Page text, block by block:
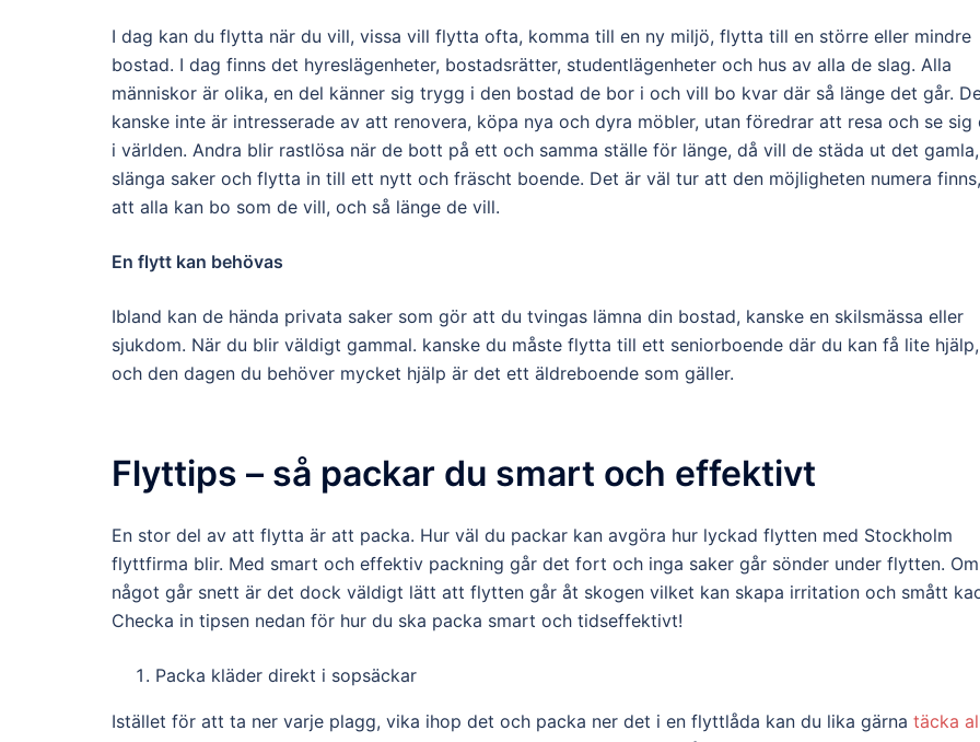
I dag kan du flytta när du vill, vissa vill flytta ofta, komma till en ny miljö, flytta till en större eller mindre
bostad. I dag finns det hyreslägenheter, bostadsrätter, studentlägenheter och hus av alla de slag. Alla
människor är olika, en del känner sig trygg i den bostad de bor i och vill bo kvar där så länge det går.
kanske inte är intresserade av att renovera, köpa nya och dyra möbler, utan föredrar att resa och se sig
i världen. Andra blir rastlösa när de bott på ett och samma ställe för länge, då vill de städa ut det gamla,
slänga saker och flytta in till ett nytt och fräscht boende. Det är väl tur att den möjligheten numera
att alla kan bo som de vill, och så länge de vill.
En flytt kan behövas
Ibland kan de hända privata saker som gör att du tvingas lämna din bostad, kanske en skilsmässa eller
sjukdom. När du blir väldigt gammal. kanske du måste flytta till ett seniorboende där du kan få lite hjälp,
och den dagen du behöver mycket hjälp är det ett äldreboende som gäller.
Flyttips – så packar du smart och effektivt
En stor del av att flytta är att packa. Hur väl du packar kan avgöra hur lyckad flytten med Stockholm
flyttfirma blir. Med smart och effektiv packning går det fort och inga saker går sönder under flytten. Om
något går snett är det dock väldigt lätt att flytten går åt skogen vilket kan skapa irritation och smått
Checka in tipsen nedan för hur du ska packa smart och tidseffektivt!
Packa kläder direkt i sopsäckar
Istället för att ta ner varje plagg, vika ihop det och packa ner det i en flyttlåda kan du lika gärna täcka